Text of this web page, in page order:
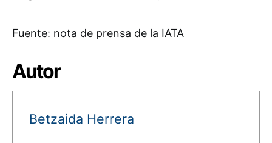
Fuente: nota de prensa de la IATA
Autor
Betzaida Herrera